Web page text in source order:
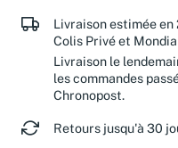
Livraison estimée en
Colis Privé et
Livraison le
les commandes
Chronopost.
Retours jusqu'à 30